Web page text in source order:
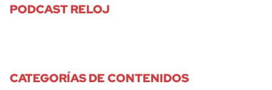
PODCAST RELOJ
CATEGORÍAS DE CONTENIDOS